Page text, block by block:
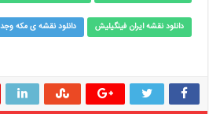
دانلود نقشه ایران فینگیلیش دانلود نقشه ی مکه